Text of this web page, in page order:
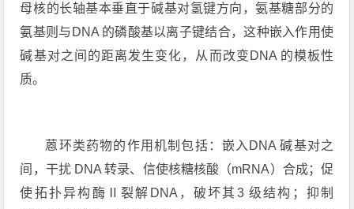
母核的长轴基本垂直于碱基对氢键方向，氨基糖部分的
氨基则与DNA 的磷酸基以离子键结合，这种嵌入作用使
碱基对之间的距离发生变化，从而改变DNA 的模板性
质。
蒽环类药物的作用机制包括：嵌入DNA 碱基对之
间，干扰 DNA 转录、信使核糖核酸（mRNA）合成；促
使拓扑异构酶Ⅱ裂解DNA，破坏其3 级结构；抑制